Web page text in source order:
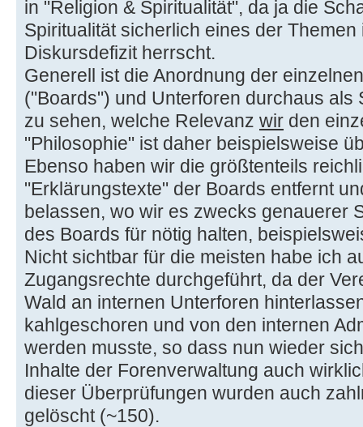
in "Religion & Spiritualität", da ja die
Spiritualität sicherlich eines der
Diskursdefizit herrscht.
Generell ist die Anordnung der
("Boards") und Unterforen durchaus als
zu sehen, welche Relevanz wir den
"Philosophie" ist daher beispielsweise
Ebenso haben wir die größtenteils
"Erklärungstexte" der Boards entfernt
belassen, wo wir es zwecks genauerer
des Boards für nötig halten,
Nicht sichtbar für die meisten habe ich
Zugangsrechte durchgeführt, da der
Wald an internen Unterforen
kahlgeschoren und von den internen
werden musste, so dass nun wieder
Inhalte der Forenverwaltung auch
dieser Überprüfungen wurden auch
gelöscht (~150).